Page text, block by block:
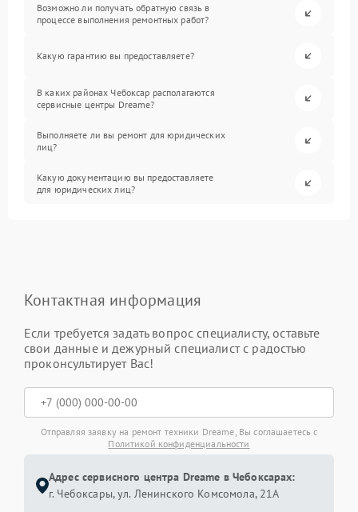
Возможно ли получать обратную связь в
процессе выполнения ремонтных работ?
Какую гарантию вы предоставляете?
В каких районах Чебоксар располагаются
сервисные центры Dreame?
Выполняете ли вы ремонт для юридических
лиц?
Какую документацию вы предоставляете
для юридических лиц?
Контактная информация
Если требуется задать вопрос специалисту, оставьте
свои данные и дежурный специалист с радостью
проконсультирует Вас!
Отправляя заявку на ремонт техники Dreame, Вы соглашаетесь с
Политикой конфиденциальности
Адрес сервисного центра Dreame в Чебоксарах:
г. Чебоксары, ул. Ленинского Комсомола, 21А